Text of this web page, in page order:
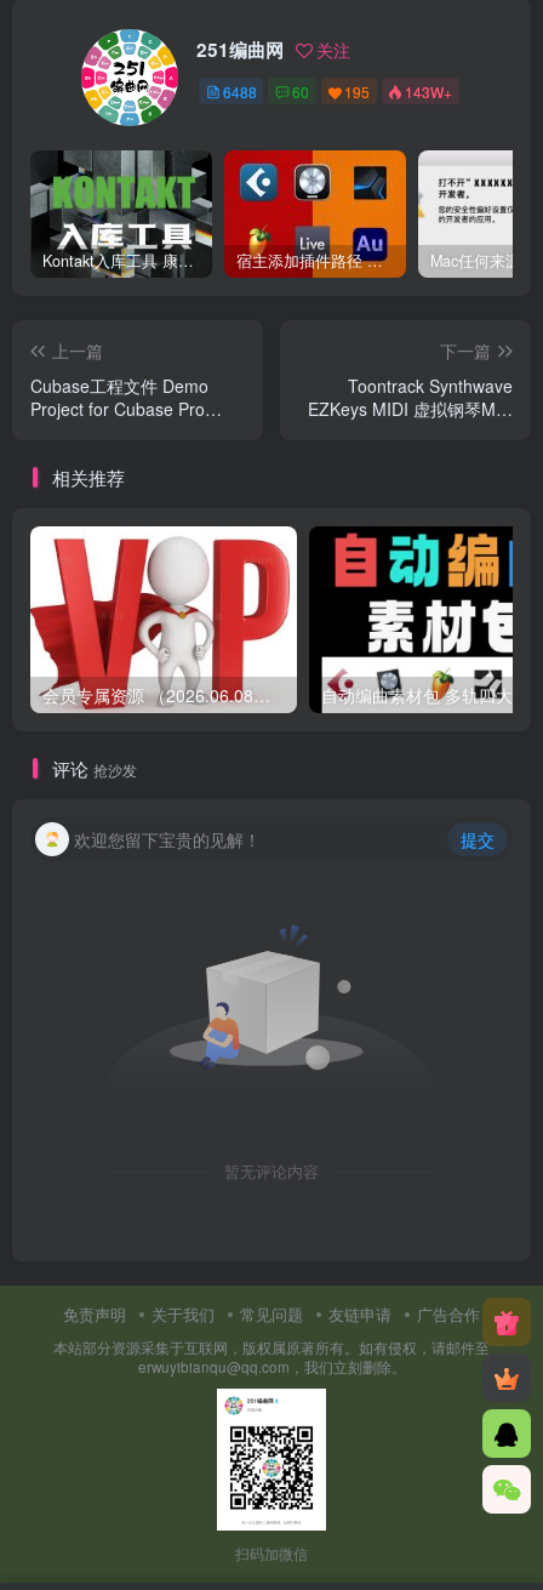
251编曲网 关注
6488 60 195 143W+
Kontakt入库工具 康泰克入库教程 宿主添加插件路径 插件路径设置 VSTPlugins路径
上一篇
Cubase工程文件 Demo
Project for Cubase Pro
下一篇
Toontrack Synthwave
EZKeys MIDI 虚拟钢琴Midi
相关推荐
会员专属资源 （2026.06.08更新）
评论 抢沙发
欢迎您留下宝贵的见解！ 提交
暂无评论内容
免责声明 关于我们 常见问题 友链申请 广告合作
本站部分资源采集于互联网，版权属原著所有。如有侵权，请邮件至
erwuyibianqu@qq.com，我们立刻删除。
扫码加微信